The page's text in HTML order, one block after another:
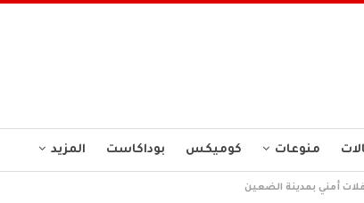
منوعات كوميكس بوداكاست المزيد
أمني بمدينة الضعين